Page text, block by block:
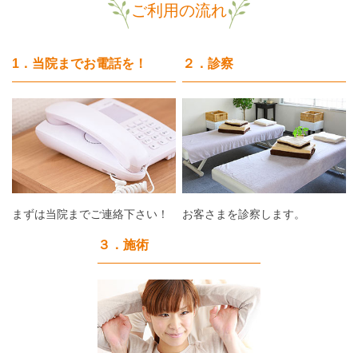
ご利用の流れ
1．当院までお電話を！
まずは当院までご連絡下さい！
２．診察
お客さまを診察します。
３．施術